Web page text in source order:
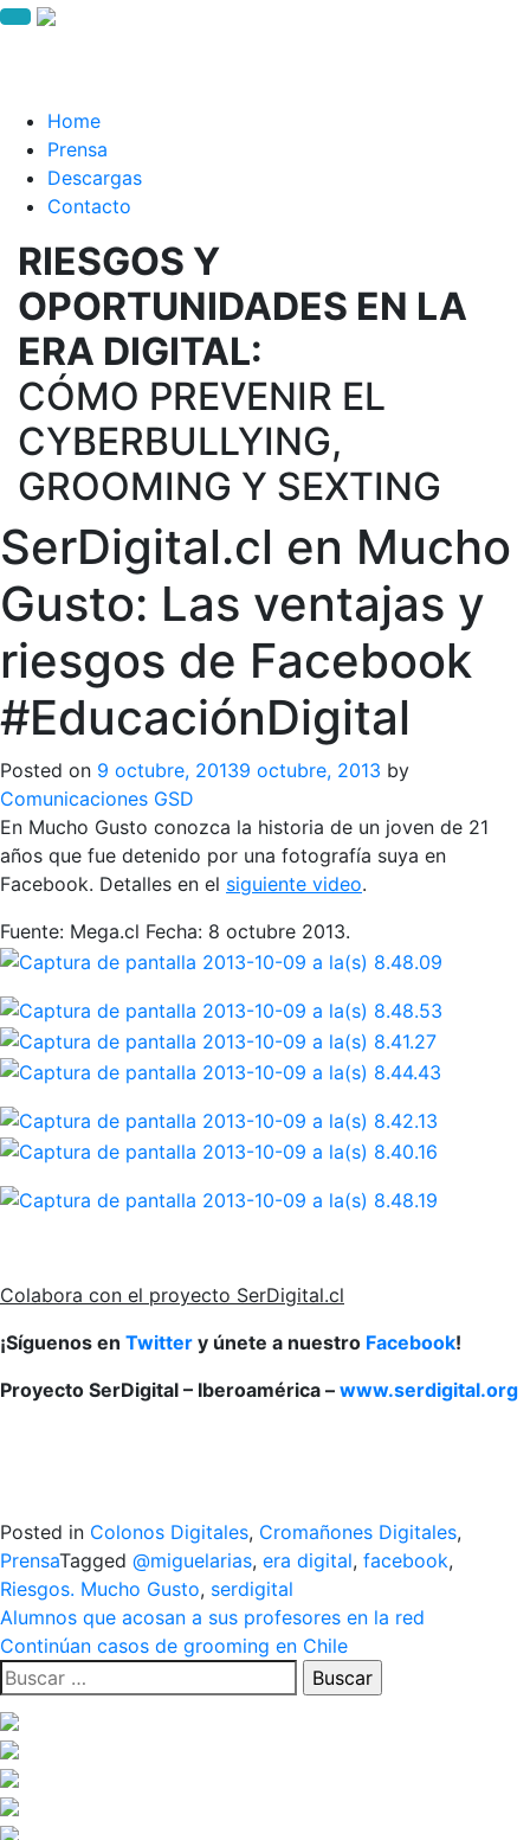
Skip
Home
Prensa
Descargas
Contacto
RIESGOS Y
OPORTUNIDADES EN LA
ERA DIGITAL:
CÓMO PREVENIR EL
CYBERBULLYING,
GROOMING Y SEXTING
SerDigital.cl en Mucho
Gusto: Las ventajas y
riesgos de Facebook
#EducaciónDigital
Posted on 9 octubre, 20139 octubre, 2013 by
Comunicaciones GSD
En Mucho Gusto conozca la historia de un joven de 21
años que fue detenido por una fotografía suya en
Facebook. Detalles en el siguiente video.
Fuente: Mega.cl Fecha: 8 octubre 2013.
Colabora con el proyecto SerDigital.cl
¡Síguenos en Twitter y únete a nuestro Facebook!
Proyecto SerDigital – Iberoamérica – www.serdigital.org
Posted in Colonos Digitales, Cromañones Digitales,
PrensaTagged @miguelarias, era digital, facebook,
Riesgos. Mucho Gusto, serdigital
Navegación
de
entradas
Alumnos que acosan a sus profesores en la red
Continúan casos de grooming en Chile
Buscar: